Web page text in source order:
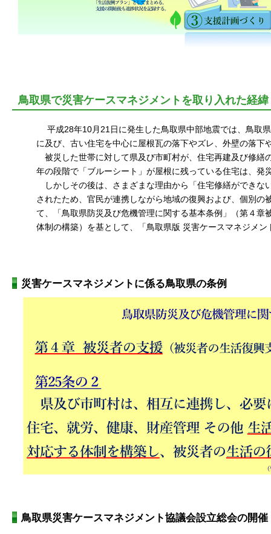
鳥取県で災害ケースマネジメントを取り入れた経緯
平成28年10月21日に発生した鳥取県中部地震では、鳥取
に及び、古い住宅を中心に屋根瓦の落下やズレ、外壁の落下
被災した世帯に対して県及び市町村が、住宅再建及び修繕
年の段階で「ブルーシート」が屋根に残っている住宅は、発
しかしその後は、さまざまな理由から「住宅修繕ができな
されたため、官民が連携しながら地域の復興および、個別の
て、「鳥取県防災及び危機管理に関する基本条例」（第４章
体制の構築）を基として、「鳥取県版 災害ケースマネジメ
災害ケースマネジメントに係る鳥取県の条例
鳥取県災害ケースマネジメント協議会設立総会の開催